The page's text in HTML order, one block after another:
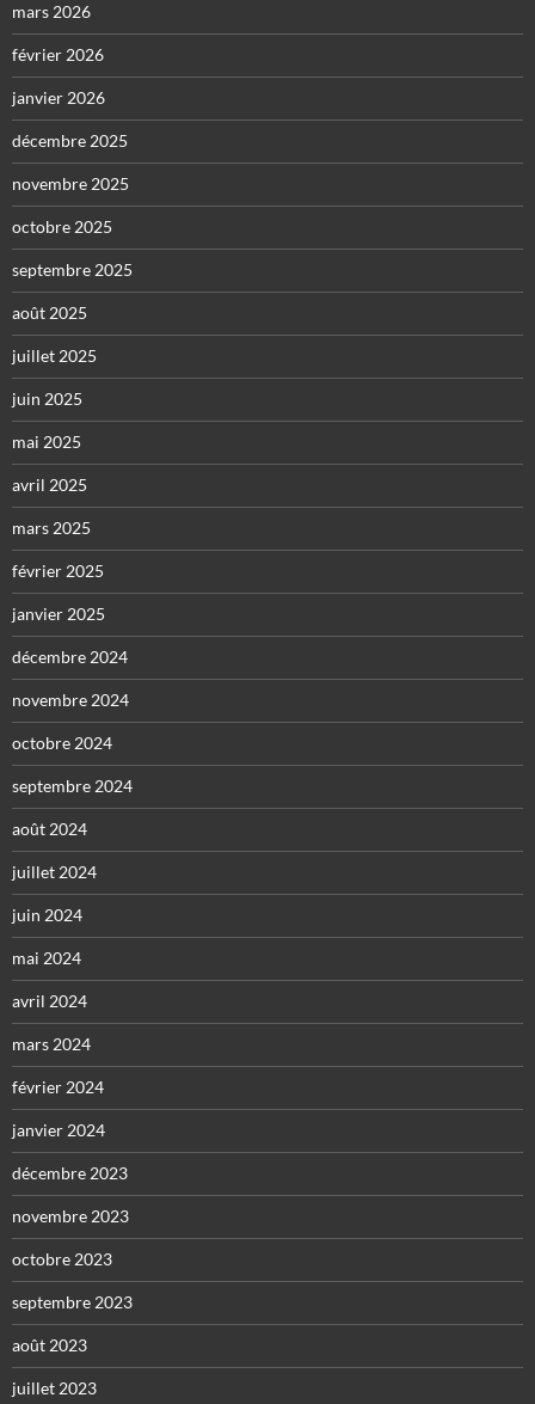
mars 2026
février 2026
janvier 2026
décembre 2025
novembre 2025
octobre 2025
septembre 2025
août 2025
juillet 2025
juin 2025
mai 2025
avril 2025
mars 2025
février 2025
janvier 2025
décembre 2024
novembre 2024
octobre 2024
septembre 2024
août 2024
juillet 2024
juin 2024
mai 2024
avril 2024
mars 2024
février 2024
janvier 2024
décembre 2023
novembre 2023
octobre 2023
septembre 2023
août 2023
juillet 2023